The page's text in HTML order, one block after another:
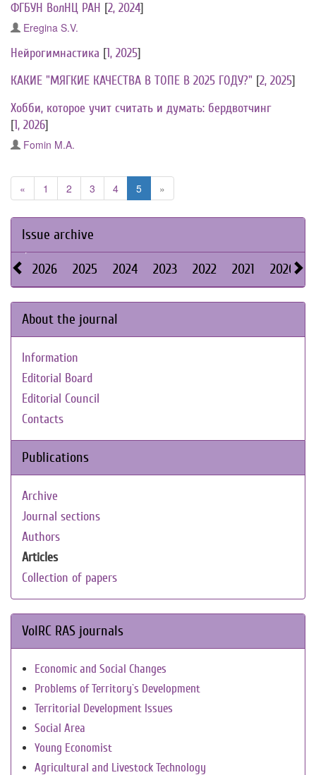
ФГБУН ВолНЦ РАН [2, 2024]
Eregina S.V.
Нейрогимнастика [1, 2025]
КАКИЕ "МЯГКИЕ КАЧЕСТВА В ТОПЕ В 2025 ГОДУ?" [2, 2025]
Хобби, которое учит считать и думать: бердвотчинг
[1, 2026]
Fomin M.A.
« 1 2 3 4 5 »
Issue archive
2026 2025 2024 2023 2022 2021 2020
About the journal
Information
Editorial Board
Editorial Council
Contacts
Publications
Archive
Journal sections
Authors
Articles
Collection of papers
VolRC RAS journals
Economic and Social Changes
Problems of Territory`s Development
Territorial Development Issues
Social Area
Young Economist
Agricultural and Livestock Technology